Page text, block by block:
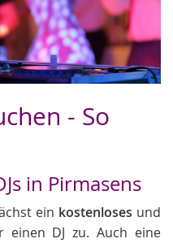
- So
in Pirmasens
ein kostenloses und
einen DJ zu. Auch eine